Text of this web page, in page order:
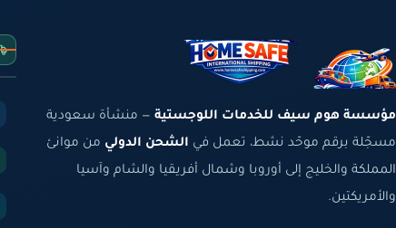
مؤسسة هوم سيف للخدمات اللوجستية — منشأة سعودية
مسجّلة برقم موحّد نشط، تعمل في الشحن الدولي من موانئ
المملكة والخليج إلى أوروبا وشمال أفريقيا والشام وآسيا
والأمريكتين.